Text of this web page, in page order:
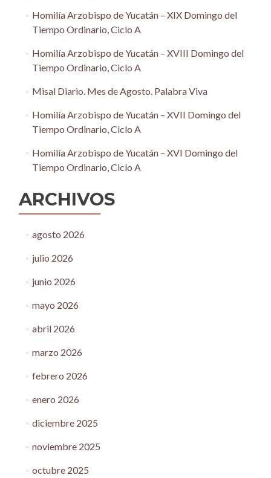
Homilía Arzobispo de Yucatán – XIX Domingo del
Tiempo Ordinario, Ciclo A
Homilía Arzobispo de Yucatán – XVIII Domingo del
Tiempo Ordinario, Ciclo A
Misal Diario. Mes de Agosto. Palabra Viva
Homilía Arzobispo de Yucatán – XVII Domingo del
Tiempo Ordinario, Ciclo A
Homilía Arzobispo de Yucatán – XVI Domingo del
Tiempo Ordinario, Ciclo A
ARCHIVOS
agosto 2026
julio 2026
junio 2026
mayo 2026
abril 2026
marzo 2026
febrero 2026
enero 2026
diciembre 2025
noviembre 2025
octubre 2025